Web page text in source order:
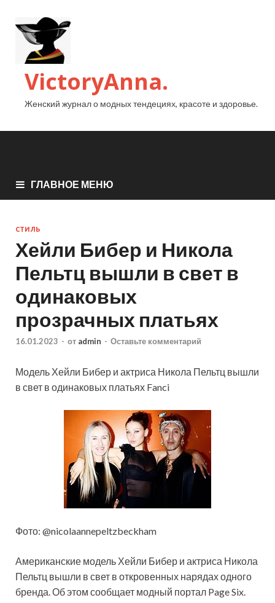
VictoryAnna.
Женский журнал о модных тендециях, красоте и здоровье.
ГЛАВНОЕ МЕНЮ
СТИЛЬ
Хейли Бибер и Никола
Пельтц вышли в свет в
одинаковых
прозрачных платьях
16.01.2023 - от admin - Оставьте комментарий
Модель Хейли Бибер и актриса Никола Пельтц вышли
в свет в одинаковых платьях Fanci
Фото: @nicolaannepeltzbeckham
Американские модель Хейли Бибер и актриса Никола
Пельтц вышли в свет в откровенных нарядах одного
бренда. Об этом сообщает модный портал Page Six.